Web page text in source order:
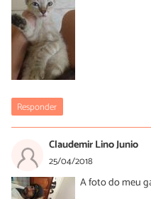
Responder
Claudemir Lino Junio
25/04/2018
A foto do meu